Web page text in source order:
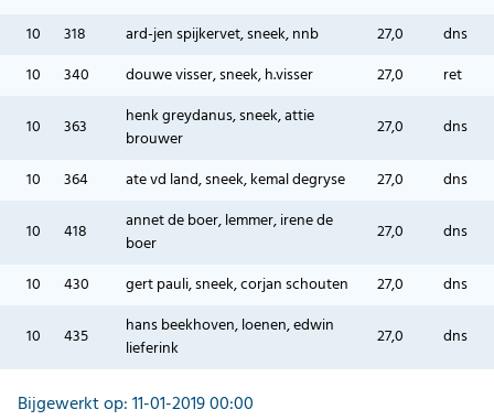
10 318 ard-jen spijkervet, sneek, nnb 27,0
dns
10
340 douwe visser, sneek, h.visser 27,0 ret
10 363
henk greydanus, sneek, attie
brouwer
27,0 dns
10 364 ate vd land, sneek, kemal degryse 27,0 dns
10 418
annet de boer, lemmer, irene de
boer
27,0 dns
10 430 gert pauli, sneek, corjan schouten 27,0 dns
10 435
hans beekhoven, loenen, edwin
lieferink
27,0 dns
Bijgewerkt op: 11-01-2019 00:00